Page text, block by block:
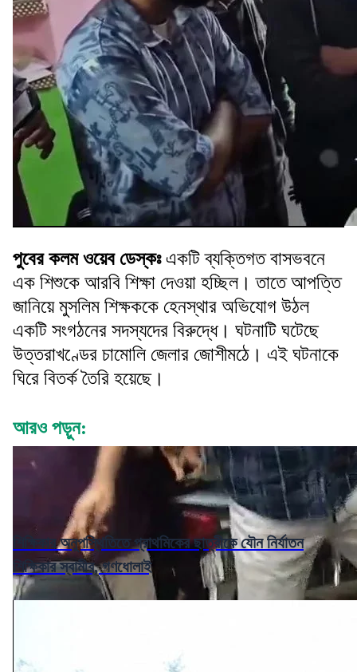
পুবের কলম ওয়েব ডেস্কঃএকটি ব্যক্তিগত বাসভবনে
এক শিশুকে আরবি শিক্ষা দেওয়া হচ্ছিল। তাতে আপত্তি
জানিয়ে মুসলিম শিক্ষককে হেনস্থার অভিযোগ উঠল
একটি সংগঠনের সদস্যদের বিরুদ্ধে। ঘটনাটি ঘটেছে
উত্তরাখণ্ডের চামোলি জেলার জোশীমঠে। এই ঘটনাকে
ঘিরে বিতর্ক তৈরি হয়েছে।
আরও পড়ুন:
শিক্ষিকার অনুপস্থিতিতে প্রাথমিকের ছাত্রীকে যৌন নির্যাতন
শিক্ষিকার স্বামীর, গণধোলাই